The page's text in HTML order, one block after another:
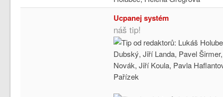
Ucpanej systém
náš tip!